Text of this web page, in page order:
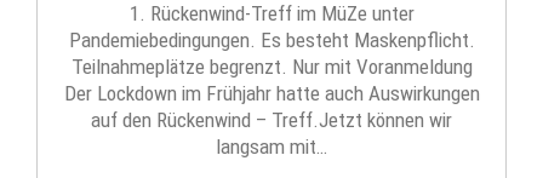
1. Rückenwind-Treff im MüZe unter
Pandemiebedingungen. Es besteht Maskenpflicht.
Teilnahmeplätze begrenzt. Nur mit Voranmeldung
Der Lockdown im Frühjahr hatte auch Auswirkungen
auf den Rückenwind – Treff.Jetzt können wir
langsam mit…